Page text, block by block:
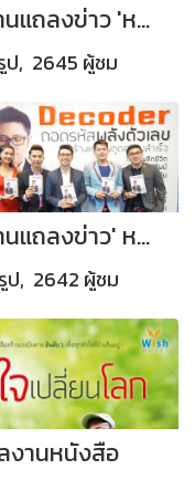
งานแถลงข่าว 'หนังสือเสียงแห่งแรงบันดาลใจ'
ป, 2645 ผู้ชม
งานแถลงข่าว' หนังสือ ถอดรหัสพลังตัวเลข '
ป, 2642 ผู้ชม
งานหนังสือ